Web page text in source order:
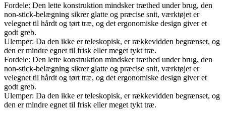
Fordele: Den lette konstruktion mindsker træthed under brug, den
non-stick-belægning sikrer glatte og præcise snit, værktøjet er
velegnet til hårdt og tørt træ, og det ergonomiske design giver et
godt greb.
Ulemper: Da den ikke er teleskopisk, er rækkevidden begrænset, og
den er mindre egnet til frisk eller meget tykt træ.
Fordele: Den lette konstruktion mindsker træthed under brug, den
non-stick-belægning sikrer glatte og præcise snit, værktøjet er
velegnet til hårdt og tørt træ, og det ergonomiske design giver et
godt greb.
Ulemper: Da den ikke er teleskopisk, er rækkevidden begrænset, og
den er mindre egnet til frisk eller meget tykt træ.